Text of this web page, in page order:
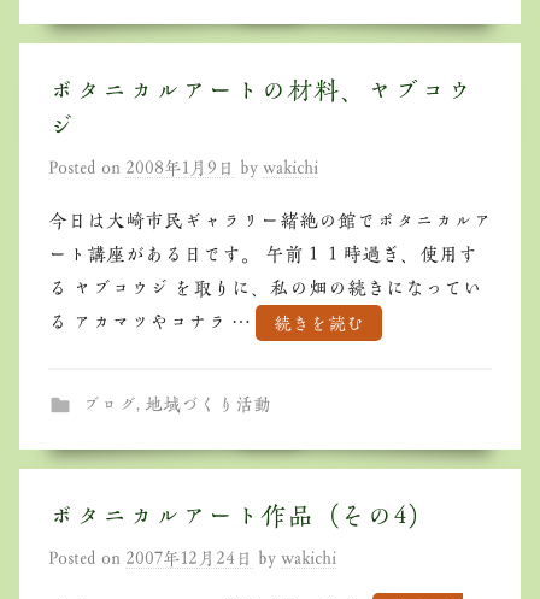
ボタニカルアートの材料、ヤブコウ
ジ
Posted on 2008年1月9日 by wakichi
今日は大崎市民ギャラリー緒絶の館でボタニカルア
ート講座がある日です。 午前１１時過ぎ、使用す
る ヤブコウジ を取りに、私の畑の続きになってい
る アカマツやコナラ …
続きを読む
ブログ, 地域づくり活動
ボタニカルアート作品（その4）
Posted on 2007年12月24日 by wakichi